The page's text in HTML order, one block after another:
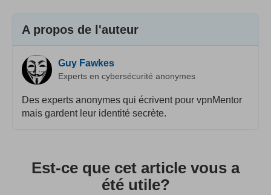
A propos de l'auteur
Guy Fawkes
Experts en cybersécurité anonymes
Des experts anonymes qui écrivent pour vpnMentor
mais gardent leur identité secrète.
Est-ce que cet article vous a
été utile?